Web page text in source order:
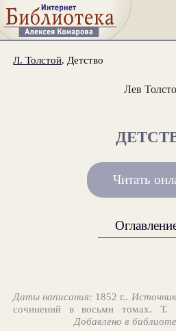
Л. Толстой. Детство
Лев
Читать
Даты написания: 1852 г..
сочинений в восьми томах.
Добавлено в